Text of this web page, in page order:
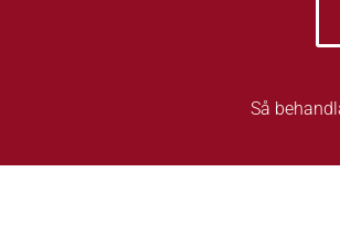
Så